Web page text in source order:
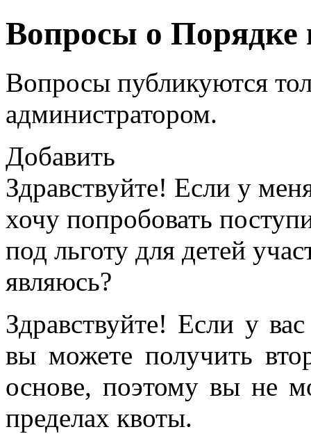
Вопросы о Порядке
Вопросы публикуются
администратором.
Добавить
Здравствуйте! Если у
хочу попробовать
под льготу для детей
являюсь?
Здравствуйте! Если у
вы можете получить
основе, поэтому вы не
пределах квоты.